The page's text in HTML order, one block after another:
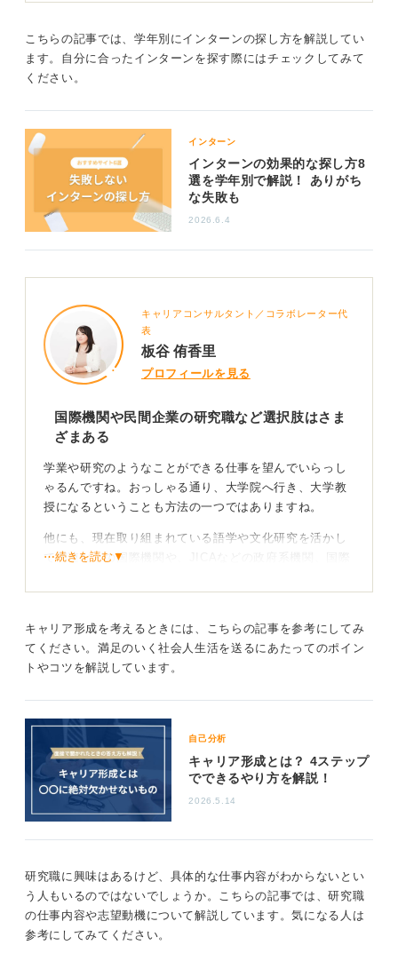
てみたり、ボランティアに参加してみるのも良いでしょ
う。
また、仕事の具体的なイメージを持つためにOB・OG訪
思うのですが、そうした仕事は非常に競争率が高く、身
分が安定しないこともよくあるということも理解してお
かなければなりません。
大学以外にも「学業や研究のようなこと」ができる場所
はあるので、そういった情報収集をこれからも継続して
みてください。
こちらの記事では、学年別にインターンの探し方を解説してい
ます。自分に合ったインターンを探す際にはチェックしてみて
ください。
インターン
インターンの効果的な探し方8
選を学年別で解説！ ありがち
な失敗も
2026.6.4
キャリアコンサルタント／コラボレーター代
表
板谷 侑香里
プロフィールを見る
国際機関や民間企業の研究職など選択肢はさま
ざまある
学業や研究のようなことができる仕事を望んでいらっし
ゃるんですね。おっしゃる通り、大学院へ行き、大学教
授になるということも方法の一つではありますね。
他にも、現在取り組まれている語学や文化研究を活かし
て国連などの国際機関や、JICAなどの政府系機関、国際
間企業の研究職や海外市場へ進出する企業のコンサルタ
組むという選択肢も考えられます。
今までの研究が役立てることを考えてみるとキャリ
また、美術館や博物館などで研究を活かした企画や運営
をおこなうという選択肢もあります。「これまで時間と
エネルギーをかけてきた研究がどのように他者に役立て
ることができるのか？」という観点で検討していくと、
これからのキャリアの道筋が見えてくるのではないでし
んだり、実際に興味のある分野で働いている人の話を聞
いてみましょう。
⋯続きを読む▼
キャリア形成を考えるときには、こちらの記事を参考にしてみ
てください。満足のいく社会人生活を送るにあたってのポイン
トやコツを解説しています。
自己分析
キャリア形成とは？ 4ステップ
でできるやり方を解説！
2026.5.14
研究職に興味はあるけど、具体的な仕事内容がわからないとい
う人もいるのではないでしょうか。こちらの記事では、研究職
の仕事内容や志望動機について解説しています。気になる人は
参考にしてみてください。